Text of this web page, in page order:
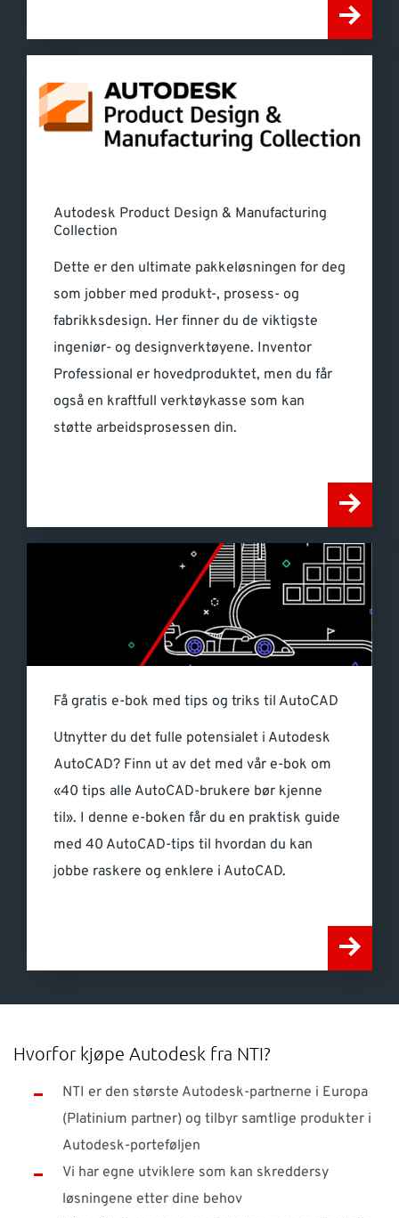
Autodesk Product Design & Manufacturing
Collection
Dette er den ultimate pakkeløsningen for deg
som jobber med produkt-, prosess- og
fabrikksdesign. Her finner du de viktigste
ingeniør- og designverktøyene. Inventor
Professional er hovedproduktet, men du får
også en kraftfull verktøykasse som kan
støtte arbeidsprosessen din.
Få gratis e-bok med tips og triks til AutoCAD
Utnytter du det fulle potensialet i Autodesk
AutoCAD? Finn ut av det med vår e-bok om
«40 tips alle AutoCAD-brukere bør kjenne
til». I denne e-boken får du en praktisk guide
med 40 AutoCAD-tips til hvordan du kan
jobbe raskere og enklere i AutoCAD.
Hvorfor kjøpe Autodesk fra NTI?
NTI er den største Autodesk-partnerne i Europa
(Platinium partner) og tilbyr samtlige produkter i
Autodesk-porteføljen
Vi har egne utviklere som kan skreddersy
løsningene etter dine behov